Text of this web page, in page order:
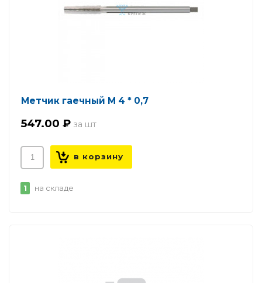
Метчик гаечный М 4 * 0,7
547.00 ₽
1 на складе